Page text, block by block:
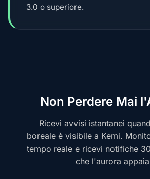
3.0 o superiore.
Non Perdere Mai
Ricevi avvisi istantanei
boreale è visibile a Kemi.
tempo reale e ricevi notifiche
che l'aurora